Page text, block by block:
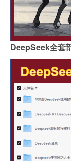
DeepSeek全套